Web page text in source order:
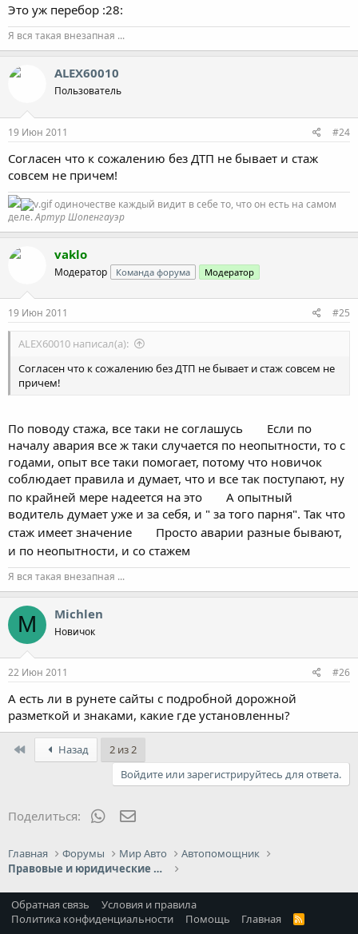
Это уж перебор :28:
Я вся такая внезапная ...
ALEX60010
Пользователь
19 Июн 2011 #24
Согласен что к сожалению без ДТП не бывает и стаж
совсем не причем!
одиночестве каждый видит в себе то, что он есть на самом
деле.Артур Шопенгауэр
vaklo
Модератор Команда форума Модератор
19 Июн 2011 #25
ALEX60010 написал(а):
Согласен что к сожалению без ДТП не бывает и стаж совсем не
причем!
По поводу стажа, все таки не соглашусь
Если по
началу авария все ж таки случается по неопытности, то с
годами, опыт все таки помогает, потому что новичок
соблюдает правила и думает, что и все так поступают, ну
по крайней мере надеется на это
А опытный
водитель думает уже и за себя, и " за того парня". Так что
стаж имеет значение
Просто аварии разные бывают,
и по неопытности, и со стажем
Я вся такая внезапная ...
M Michlen
Новичок
22 Июн 2011 #26
А есть ли в рунете сайты с подробной дорожной
разметкой и знаками, какие где установленны?
Назад
2 из 2
Войдите или зарегистрируйтесь для ответа.
Поделиться: WhatsApp
Главная Форумы Мир Авто
Автопомощник
Правовые и юридические вопросы
Обратная связь
Условия и правила
Политика конфиденциальности
Помощь Главная
R